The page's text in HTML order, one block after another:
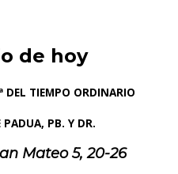
de hoy
DEL TIEMPO ORDINARIO
PB. Y DR.
Mateo 5, 20-26